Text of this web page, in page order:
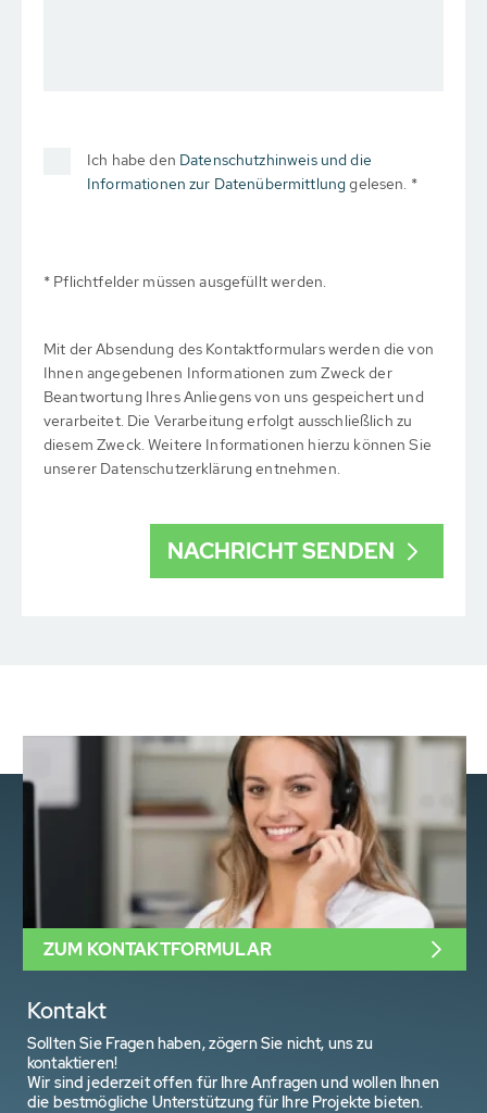
Ich habe den Datenschutzhinweis und die
Informationen zur Datenübermittlunggelesen. *
* Pflichtfelder müssen ausgefüllt werden.
Mit der Absendung des Kontaktformulars werden die von
Ihnen angegebenen Informationen zum Zweck der
Beantwortung Ihres Anliegens von uns gespeichert und
verarbeitet. Die Verarbeitung erfolgt ausschließlich zu
diesem Zweck. Weitere Informationen hierzu können Sie
unserer Datenschutzerklärung entnehmen.
Kontakt
Sollten Sie Fragen haben, zögern Sie nicht, uns zu
kontaktieren!
Wir sind jederzeit offen für Ihre Anfragen und wollen Ihnen
die bestmögliche Unterstützung für Ihre Projekte bieten.
ZUM KONTAKTFORMULAR